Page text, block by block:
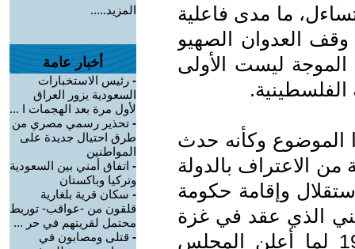
ما مدى فاعلية
العدوان الصهيو
ليست الأولى
الموضوع وكأنه حدث
الاعتراف بالدولة
وإقامة حكومة
الذي عقد في غزة
في سبتمبر 1948، وثانيها سنة 1988 لما أعلن المجلس
المزيد.....
أخبار عامة
- رئيس الاستخبارات
السعودية يزور العراق
لأول مرة بعد الهجمات ا ...
- تحذير رسمي مصري من
طرق احتيال جديدة على
المواطنين
- اتفاق أمني بين السعودية
وتركيا وباكستان
- سكان قرية بلغارية
قلقون من -عواقب- توريط
محتمل لقريتهم في حر ...
- قتلى ومصابون في